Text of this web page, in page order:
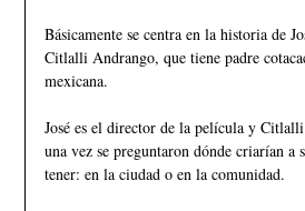
Básicamente se centra en la historia de
Citlalli Andrango, que tiene padre
mexicana.
José es el director de la película y
una vez se preguntaron dónde criarían a
tener: en la ciudad o en la comunidad.